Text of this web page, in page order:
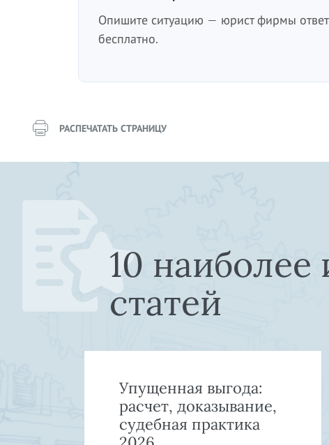
Опишите ситуацию — юрист фирмы
бесплатно.
РАСПЕЧАТАТЬ СТРАНИЦУ
10
статей
Упущенная выгода:
расчет, доказывание,
судебная практика